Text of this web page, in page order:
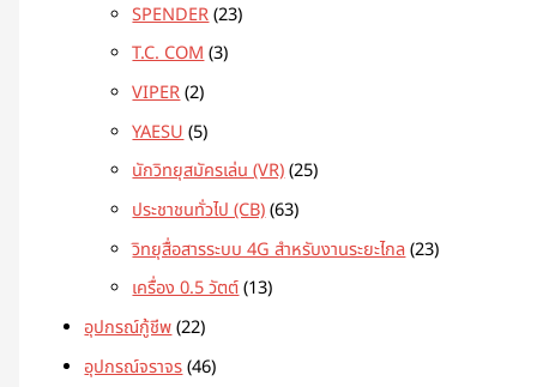
SPENDER 23
T.C. COM 3
VIPER 2
YAESU 5
นักวิทยุสมัครเล่น (VR) 25
ประชาชนทั่วไป (CB) 63
วิทยุสื่อสารระบบ 4G สำหรับงานระยะไกล 23
เครื่อง 0.5 วัตต์ 13
อุปกรณ์กู้ชีพ 22
อุปกรณ์จราจร 46